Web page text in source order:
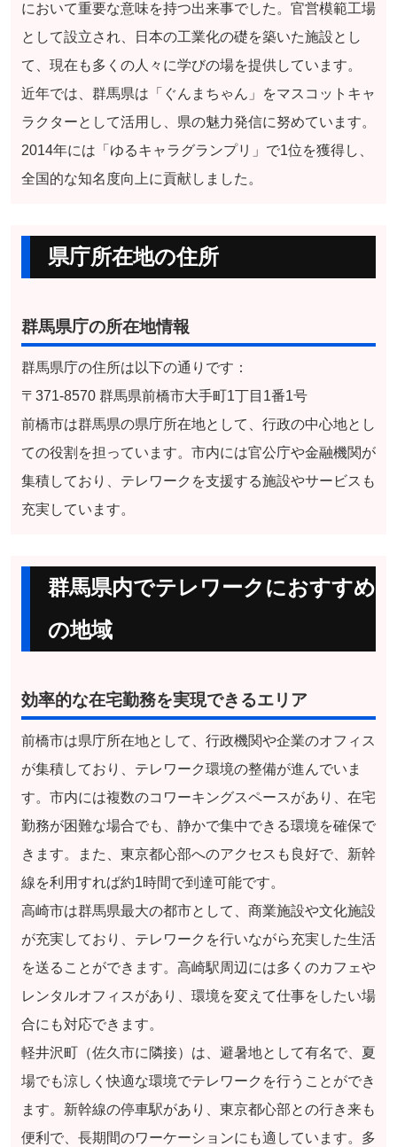
において重要な意味を持つ出来事でした。官営模範工場
として設立され、日本の工業化の礎を築いた施設とし
て、現在も多くの人々に学びの場を提供しています。
近年では、群馬県は「ぐんまちゃん」をマスコットキャ
ラクターとして活用し、県の魅力発信に努めています。
2014年には「ゆるキャラグランプリ」で1位を獲得し、
全国的な知名度向上に貢献しました。
県庁所在地の住所
群馬県庁の所在地情報
群馬県庁の住所は以下の通りです：
〒371-8570 群馬県前橋市大手町1丁目1番1号
前橋市は群馬県の県庁所在地として、行政の中心地とし
ての役割を担っています。市内には官公庁や金融機関が
集積しており、テレワークを支援する施設やサービスも
充実しています。
群馬県内でテレワークにおすすめ
の地域
効率的な在宅勤務を実現できるエリア
前橋市は県庁所在地として、行政機関や企業のオフィス
が集積しており、テレワーク環境の整備が進んでいま
す。市内には複数のコワーキングスペースがあり、在宅
勤務が困難な場合でも、静かで集中できる環境を確保で
きます。また、東京都心部へのアクセスも良好で、新幹
線を利用すれば約1時間で到達可能です。
高崎市は群馬県最大の都市として、商業施設や文化施設
が充実しており、テレワークを行いながら充実した生活
を送ることができます。高崎駅周辺には多くのカフェや
レンタルオフィスがあり、環境を変えて仕事をしたい場
合にも対応できます。
軽井沢町（佐久市に隣接）は、避暑地として有名で、夏
場でも涼しく快適な環境でテレワークを行うことができ
ます。新幹線の停車駅があり、東京都心部との行き来も
便利で、長期間のワーケーションにも適しています。多